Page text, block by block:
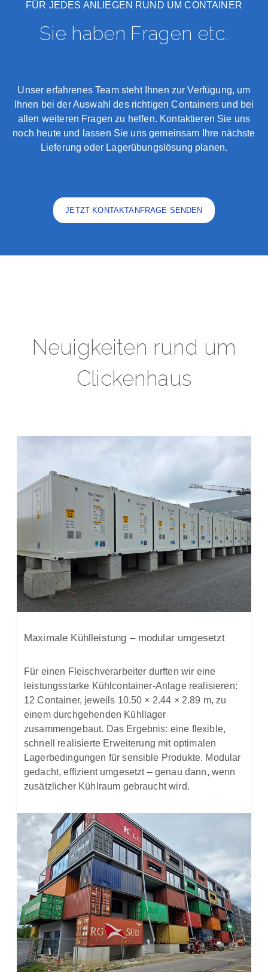
FÜR JEDES ANLIEGEN RUND UM CONTAINER
Sie haben Fragen etc.
Unser erfahrenes Team steht Ihnen zur Verfügung, um
Ihnen bei der Auswahl des richtigen Containers und bei
allen weiteren Fragen zu helfen. Kontaktieren Sie uns
noch heute und lassen Sie uns gemeinsam Ihre nächste
Lieferung oder Lagerübungslösung planen.
JETZT KONTAKTANFRAGE SENDEN
Neuigkeiten rund um
Clickenhaus
Maximale Kühlleistung – modular umgesetzt
Für einen Fleischverarbeiter durften wir eine
leistungsstarke Kühlcontainer-Anlage realisieren:
12 Container, jeweils 10.50 × 2.44 × 2.89 m, zu
einem durchgehenden Kühllager
zusammengebaut. Das Ergebnis: eine flexible,
schnell realisierte Erweiterung mit optimalen
Lagerbedingungen für sensible Produkte. Modular
gedacht, effizient umgesetzt – genau dann, wenn
zusätzlicher Kühlraum gebraucht wird.